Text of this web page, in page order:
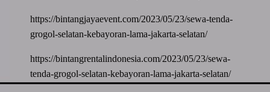
https://bintangjayaevent.com/2023/05/23/sewa-tenda-
grogol-selatan-kebayoran-lama-jakarta-selatan/
https://bintangrentalindonesia.com/2023/05/23/sewa-
tenda-grogol-selatan-kebayoran-lama-jakarta-selatan/